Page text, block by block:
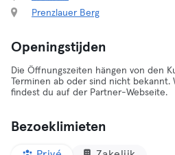
Prenzlauer Berg
Openingstijden
Die Öffnungszeiten hängen von den
Terminen ab oder sind nicht
findest du auf der Partner-Webseite.
Bezoeklimieten